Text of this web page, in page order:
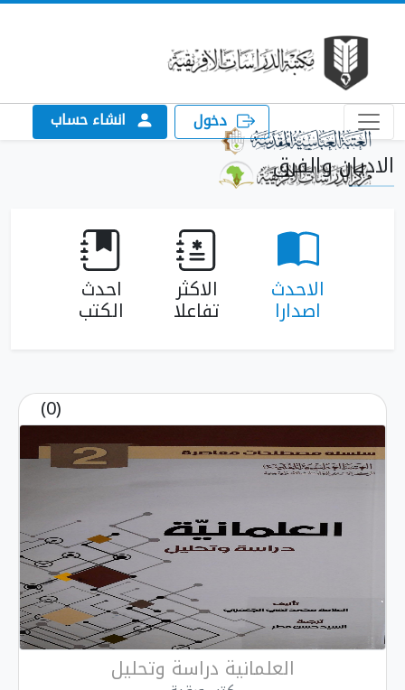
دخول انشاء حساب
الاديان والفرق
الاحدث
اصدارا
الاكثر
تفاعلا
احدث
الكتب
(0)
العلمانية دراسة وتحليل